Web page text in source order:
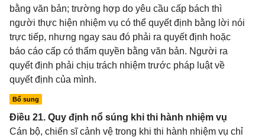
bằng văn bản; trường hợp do yêu cầu cấp bách thì
người thực hiện nhiệm vụ có thể quyết định bằng lời nói
trực tiếp, nhưng ngay sau đó phải ra quyết định hoặc
báo cáo cấp có thẩm quyền bằng văn bản. Người ra
quyết định phải chịu trách nhiệm trước pháp luật về
quyết định của mình.
Bổ sung
Điều 21. Quy định nổ súng khi thi hành nhiệm vụ
Cán bộ, chiến sĩ cảnh vệ trong khi thi hành nhiệm vụ chỉ